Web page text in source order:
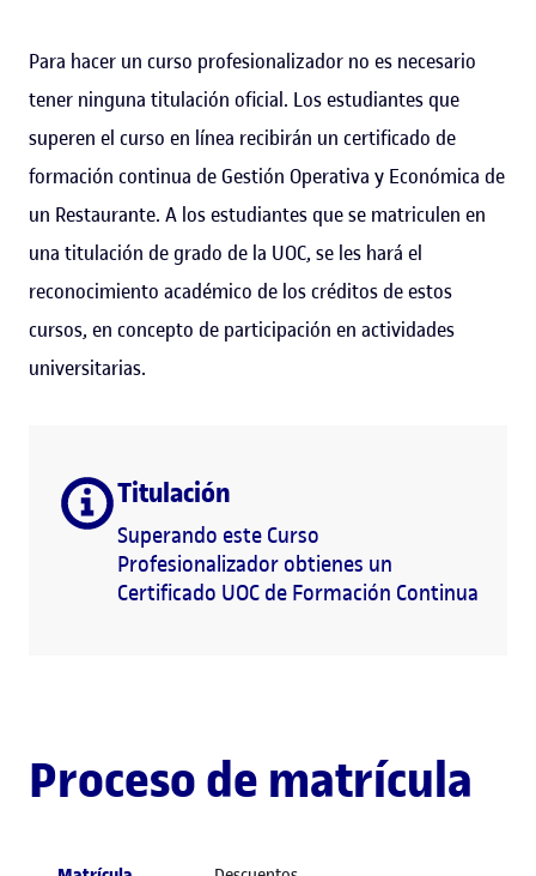
Para hacer un curso profesionalizador no es necesario
tener ninguna titulación oficial. Los estudiantes que
superen el curso en línea recibirán un certificado de
formación continua de Gestión Operativa y Económica de
un Restaurante. A los estudiantes que se matriculen en
una titulación de grado de la UOC, se les hará el
reconocimiento académico de los créditos de estos
cursos, en concepto de participación en actividades
universitarias.
Titulación
Superando este Curso
Profesionalizador obtienes un
Certificado UOC de Formación Continua
Proceso de matrícula